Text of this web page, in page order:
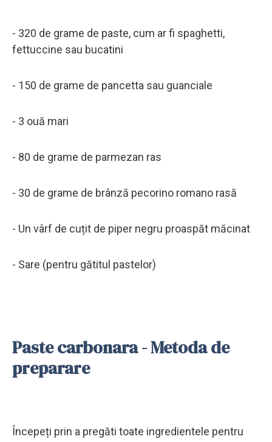
- 320 de grame de paste, cum ar fi spaghetti,
fettuccine sau bucatini
- 150 de grame de pancetta sau guanciale
- 3 ouă mari
- 80 de grame de parmezan ras
- 30 de grame de brânză pecorino romano rasă
- Un vârf de cuțit de piper negru proaspăt măcinat
- Sare (pentru gătitul pastelor)
Paste carbonara - Metoda de
preparare
Începeți prin a pregăti toate ingredientele pentru